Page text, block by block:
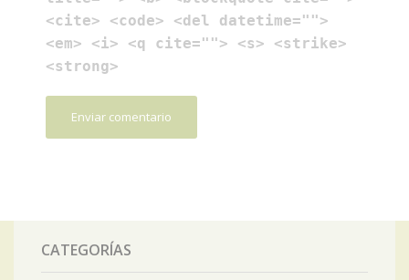
<cite> <code> <del datetime="">
<em> <i> <q cite=""> <s> <strike>
<strong>
CATEGORÍAS